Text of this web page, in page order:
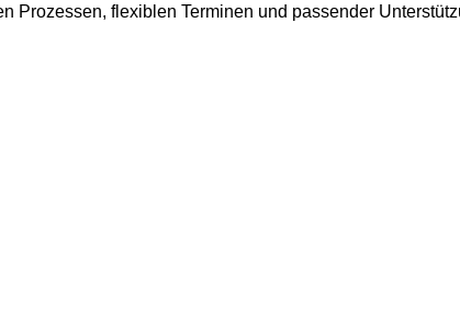
Prozessen, flexiblen Terminen und passender